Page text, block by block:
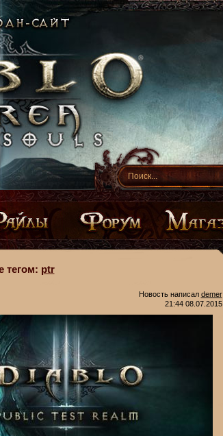
тегом: ptr
Новость написал demer
21:44 08.07.2015